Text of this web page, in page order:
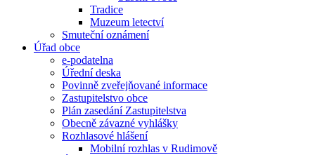
Tradice
Muzeum letectví
Smuteční oznámení
Úřad obce
e-podatelna
Úřední deska
Povinně zveřejňované informace
Zastupitelstvo obce
Plán zasedání Zastupitelstva
Obecně závazné vyhlášky
Rozhlasové hlášení
Mobilní rozhlas v Rudimově